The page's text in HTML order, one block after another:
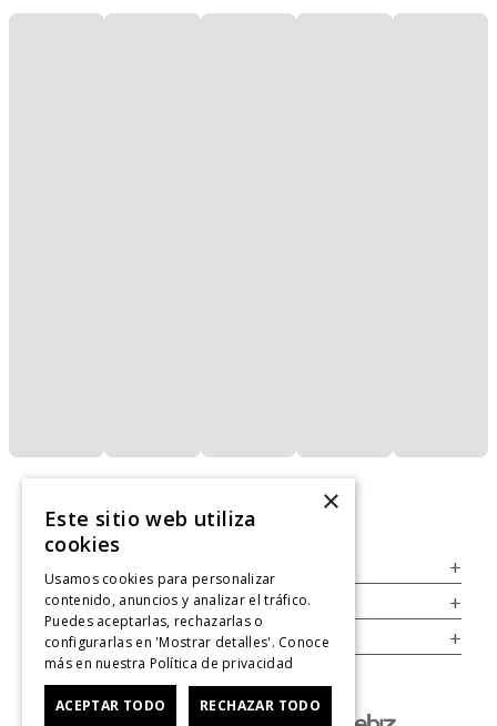
+
Legal +
Cuenta +
×
Este sitio web utiliza
cookies
Usamos cookies para personalizar
contenido, anuncios y analizar el tráfico.
Puedes aceptarlas, rechazarlas o
configurarlas en 'Mostrar detalles'. Conoce
más en nuestra Política de privacidad
ACEPTAR TODO RECHAZAR TODO